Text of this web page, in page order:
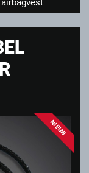
NIEUW